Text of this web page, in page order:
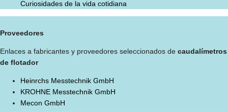
Curiosidades de la vida cotidiana
Proveedores
Enlaces a fabricantes y proveedores seleccionados de caudalímetros
de flotador
Heinrchs Messtechnik GmbH
KROHNE Messtechnik GmbH
Mecon GmbH